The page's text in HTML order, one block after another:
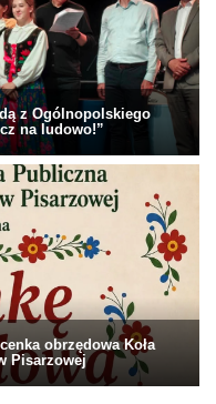
z Ogólnopolskiego
na ludowo!”
obrzędowa Koła
Pisarzowej